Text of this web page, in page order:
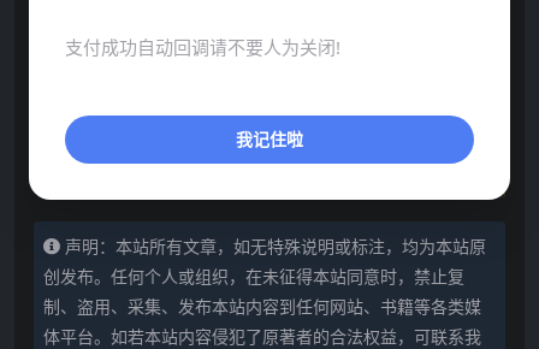
声明：本站所有文章，如无特殊说明或标注，均为本站原
创发布。任何个人或组织，在未征得本站同意时，禁止复
制、盗用、采集、发布本站内容到任何网站、书籍等各类媒
体平台。如若本站内容侵犯了原著者的合法权益，可联系我
支付成功自动回调请不要人为关闭!
我记住啦